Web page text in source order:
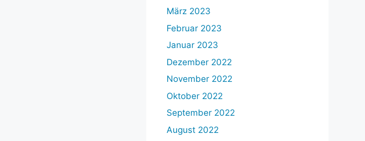
März 2023
Februar 2023
Januar 2023
Dezember 2022
November 2022
Oktober 2022
September 2022
August 2022